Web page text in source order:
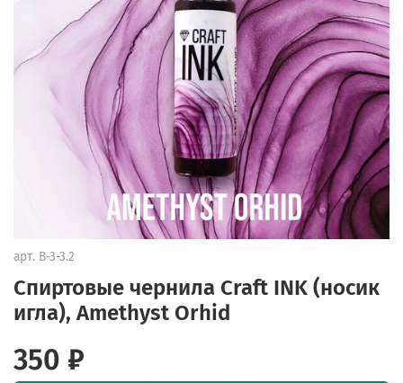
арт. B-3-3.2
Cпиртовые чернила Craft INK (носик
игла), Amethyst Orhid
350 ₽